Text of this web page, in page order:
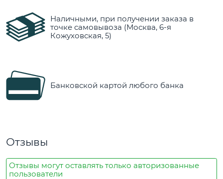
Наличными, при получении заказа в
точке самовывоза (Москва, 6-я
Кожуховская, 5)
Банковской картой любого банка
Отзывы
Отзывы могут оставлять только авторизованные
пользователи